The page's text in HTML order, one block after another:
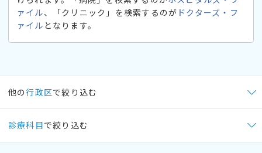
ァイル、「クリニック」を検索するのが ドクターズ・フ
ァイル となります。
他の行政区で絞り込む
診療科目で絞り込む